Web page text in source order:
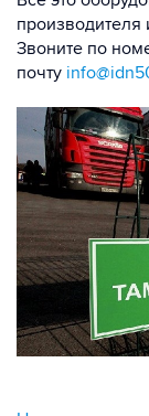
производителя
Звоните по
почту